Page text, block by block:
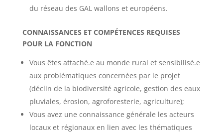
du réseau des GAL wallons et européens.
CONNAISSANCES ET COMPÉTENCES REQUISES
POUR LA FONCTION
Vous êtes attaché.e au monde rural et sensibilisé.e
aux problématiques concernées par le projet
(déclin de la biodiversité agricole, gestion des eaux
pluviales, érosion, agroforesterie, agriculture);
Vous avez une connaissance générale les acteurs
locaux et régionaux en lien avec les thématiques